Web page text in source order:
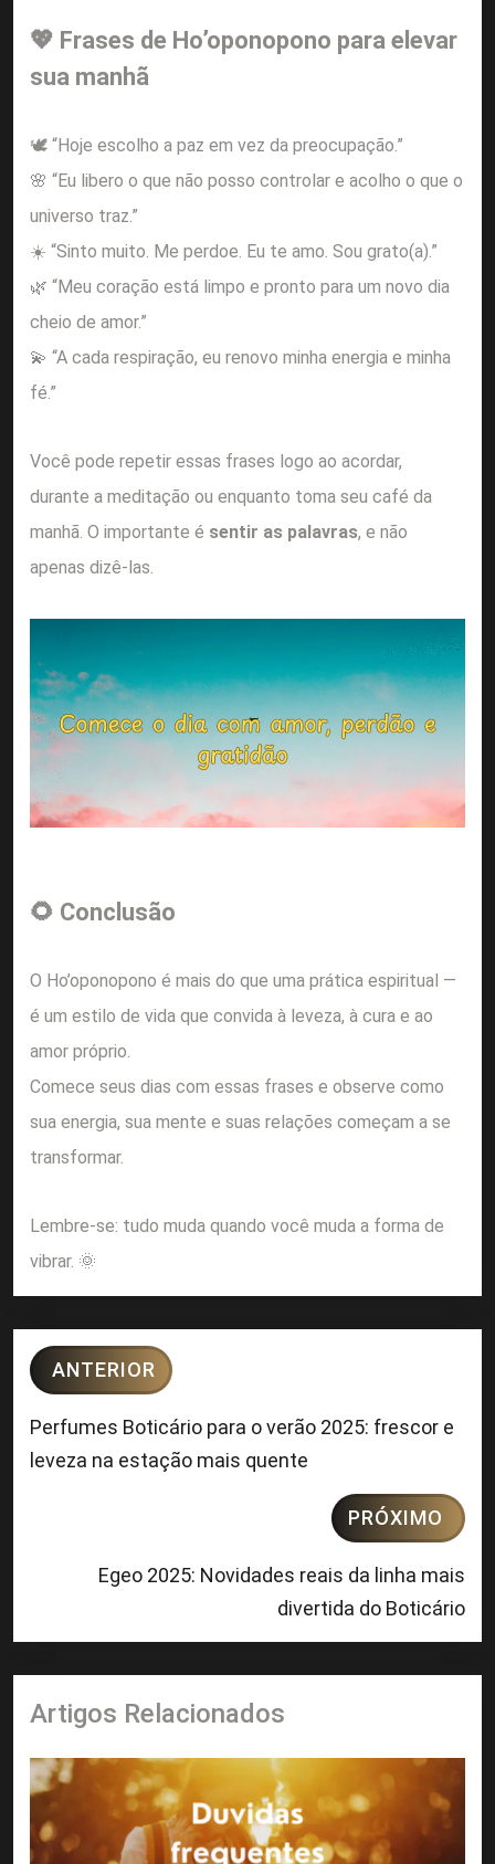
💖 Frases de Ho’oponopono para elevar
sua manhã
🕊️ “Hoje escolho a paz em vez da preocupação.”
🌸 “Eu libero o que não posso controlar e acolho o que o
universo traz.”
☀️ “Sinto muito. Me perdoe. Eu te amo. Sou grato(a).”
🌿 “Meu coração está limpo e pronto para um novo dia
cheio de amor.”
💫 “A cada respiração, eu renovo minha energia e minha
fé.”
Você pode repetir essas frases logo ao acordar,
durante a meditação ou enquanto toma seu café da
manhã. O importante é sentir as palavras, e não
apenas dizê-las.
🌻 Conclusão
O Ho’oponopono é mais do que uma prática espiritual —
é um estilo de vida que convida à leveza, à cura e ao
amor próprio.
Comece seus dias com essas frases e observe como
sua energia, sua mente e suas relações começam a se
transformar.
Lembre-se: tudo muda quando você muda a forma de
vibrar. 🌞
ANTERIOR
Perfumes Boticário para o verão 2025: frescor e
leveza na estação mais quente
PRÓXIMO
Egeo 2025: Novidades reais da linha mais
divertida do Boticário
Artigos Relacionados